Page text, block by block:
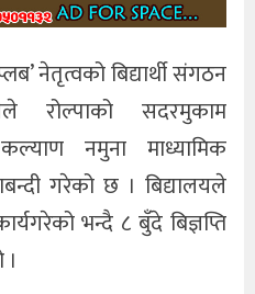
नेतृत्वको बिद्यार्थी संगठन
रोल्पाको सदरमुकाम
नमुना माध्यामिक
गरेको छ । बिद्यालयले
भन्दै ८ बुँदे बिज्ञप्ति